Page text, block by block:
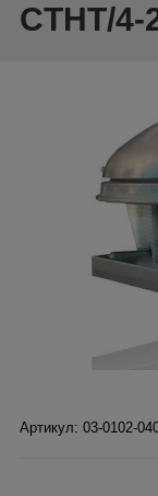
CTHT/4-
Артикул: 03-0102-